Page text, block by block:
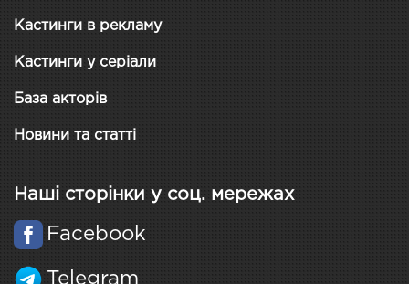
Кастинги в рекламу
Кастинги у серіали
База акторів
Новини та статті
Наші сторінки у соц. мережах
Facebook
Telegram